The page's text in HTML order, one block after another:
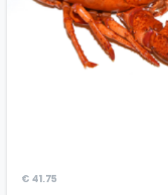
€ 41.75